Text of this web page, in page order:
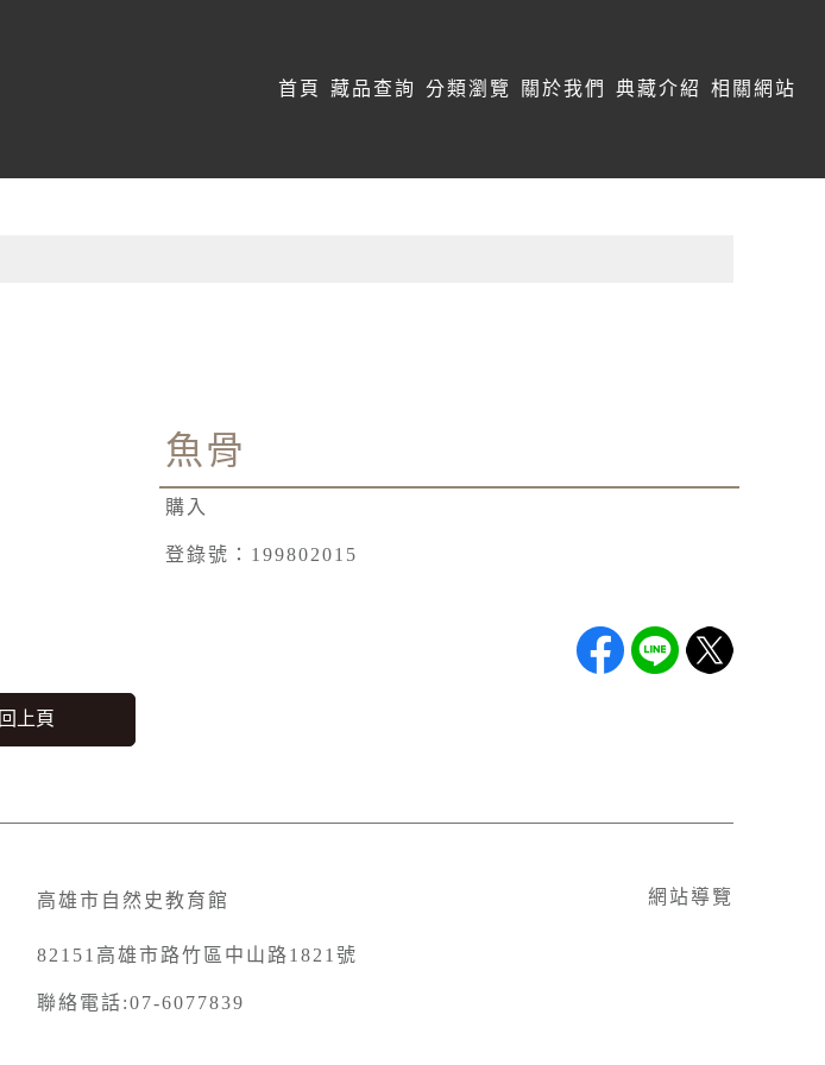
首頁 藏品查詢 分類瀏覽 關於我們 典藏介紹 相關網站
魚骨
購入
登錄號：199802015
回上頁
高雄市自然史教育館
82151高雄市路竹區中山路1821號
聯絡電話:07-6077839
網站導覽